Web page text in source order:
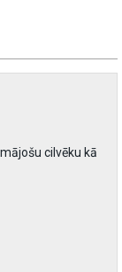
cilvēku kā